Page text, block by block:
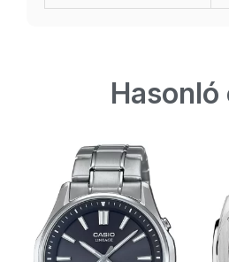
Hasonló